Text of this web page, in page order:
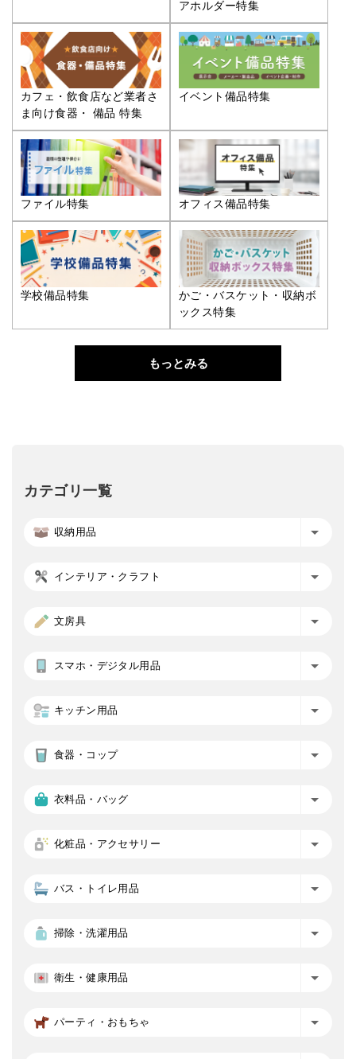
アホルダー特集
カフェ・飲食店など業者さ
ま向け食器・ 備品 特集
イベント備品特集
ファイル特集 オフィス備品特集
学校備品特集
かご・バスケット・収納ボ
ックス特集
もっとみる
カテゴリ一覧
収納用品
インテリア・クラフト
文房具
スマホ・デジタル用品
キッチン用品
食器・コップ
衣料品・バッグ
化粧品・アクセサリー
バス・トイレ用品
掃除・洗濯用品
衛生・健康用品
パーティ・おもちゃ